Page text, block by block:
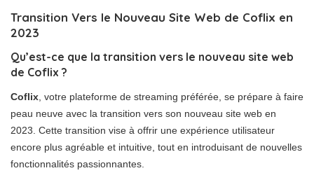
Transition Vers le Nouveau Site Web de Coflix en
2023
Qu’est-ce que la transition vers le nouveau site web
de Coflix ?
Coflix , votre plateforme de streaming préférée, se prépare à faire
peau neuve avec la transition vers son nouveau site web en
2023. Cette transition vise à offrir une expérience utilisateur
encore plus agréable et intuitive, tout en introduisant de nouvelles
fonctionnalités passionnantes.